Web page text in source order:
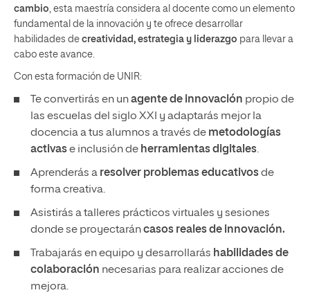
cambio, esta maestría considera al docente como un elemento
fundamental de la innovación y te ofrece desarrollar
habilidades de creatividad, estrategia y liderazgo para llevar a
cabo este avance.
Con esta formación de UNIR:
Te convertirás en unagente de innovación propio de
las escuelas del siglo XXI y adaptarás mejor la
docencia a tus alumnos a través de metodologías
activase inclusión de herramientas digitales.
Aprenderás a resolver problemas educativosde
forma creativa.
Asistirás a talleres prácticos virtuales y sesiones
donde se proyectaráncasos reales de innovación.
Trabajarás en equipo y desarrollarás habilidades de
colaboración necesarias para realizar acciones de
mejora.